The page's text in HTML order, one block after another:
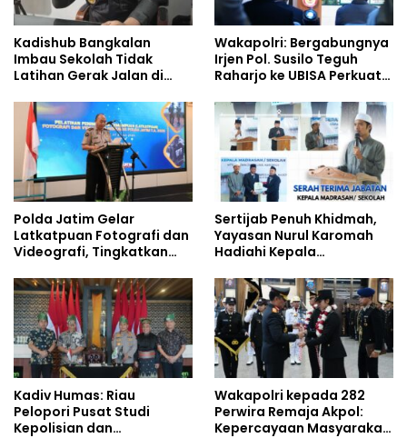
Kadishub Bangkalan
Imbau Sekolah Tidak
Latihan Gerak Jalan di
Wakapolri: Bergabungnya
Irjen Pol. Susilo Teguh
Raharjo ke UBISA Perkuat
Studi Kepolisian
Polda Jatim Gelar
Latkatpuan Fotografi dan
Videografi, Tingkatkan
Era Digital
Sertijab Penuh Khidmah,
Yayasan Nurul Karomah
Hadiahi Kepala
Umrah
Kadiv Humas: Riau
Pelopori Pusat Studi
Kepolisian dan
Wakapolri kepada 282
Perwira Remaja Akpol:
Kepercayaan Masyarakat